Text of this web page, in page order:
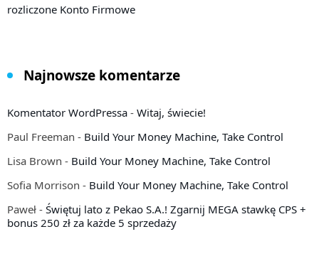
rozliczone Konto Firmowe
Najnowsze komentarze
Komentator WordPressa - Witaj, świecie!
Paul Freeman - Build Your Money Machine, Take Control
Lisa Brown - Build Your Money Machine, Take Control
Sofia Morrison - Build Your Money Machine, Take Control
Paweł - Świętuj lato z Pekao S.A.! Zgarnij MEGA stawkę CPS +
bonus 250 zł za każde 5 sprzedaży